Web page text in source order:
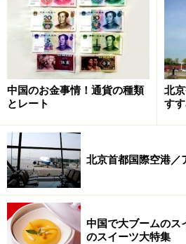
中国のお金事情！通貨の種類
とレート
北
す
北京首都国際空港／
中国で大ブームのス
のスイーツ大特集